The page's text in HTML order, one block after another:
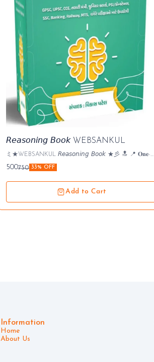
𝘙𝘦𝘢𝘴𝘰𝘯𝘪𝘯𝘨 𝘉𝘰𝘰𝘬 WEBSANKUL
ミ★WEBSANKUL 𝘙𝘦𝘢𝘴𝘰𝘯𝘪𝘯𝘨 𝘉𝘰𝘰𝘬 ★彡 🔝 📍 𝐎𝐧𝐞-
𝐒𝐭𝐨𝐩 𝐒𝐨𝐥𝐮𝐭𝐢𝐨𝐧 𝐨𝐟 𝐀𝐥𝐥 𝐄𝐱𝐚𝐦𝐬 𝐟𝐨𝐫 𝐑𝐞𝐚𝐬𝐨𝐧𝐢𝐧𝐠 𝐒𝐮𝐛𝐣𝐞𝐜𝐭 ✿
ગુજરાત ગૌણ સેવા પસંદગી મંડળ દ્વારા જાહેર થયેલ 5000+
વગેરે જેવી બહુવિધ પરીક્ષાઓ માટે Reasoning વિષયની
એકમાત્ર બૂક √ રીઝનિંગનો સંપૂર્ણ અભ્યાસક્રમ આવરી લેતા
43 પ્રકરણો √ 4000+ પ્રેકટિસ પ્રશ્નો √ દરેક પ્રકરણના
500750 33% OFF
Add to Cart
Information
Home
About Us